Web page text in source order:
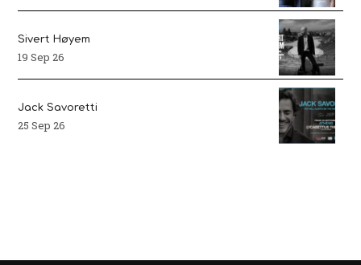
Sivert Høyem
19 Sep 26
Jack Savoretti
25 Sep 26